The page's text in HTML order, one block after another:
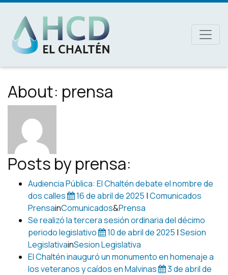
MAIN NAVIGATION
About: prensa
Posts by prensa:
Audiencia Pública: El Chaltén debate el nombre de
dos calles
16 de abril de 2025 |Comunicados
PrensainComunicados&Prensa
Se realizó la tercera sesión ordinaria del décimo
periodo legislativo
10 de abril de 2025 |Sesion
LegislativainSesion Legislativa
El Chaltén inauguró un monumento en homenaje a
los veteranos y caídos en Malvinas
3 de abril de